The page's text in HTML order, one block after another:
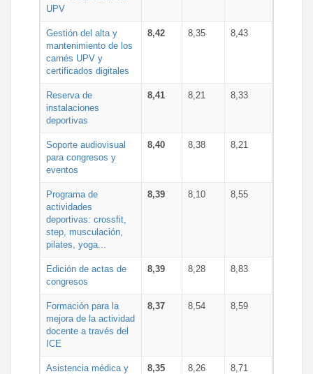
UPV
Gestión del alta y
mantenimiento de los
carnés UPV y
certificados digitales
8,42 8,35 8,43
Reserva de
instalaciones
deportivas
8,41 8,21 8,33
Soporte audiovisual
para congresos y
eventos
8,40 8,38 8,21
Programa de
actividades
deportivas: crossfit,
step, musculación,
pilates, yoga...
8,39 8,10 8,55
Edición de actas de
congresos
8,39 8,28 8,83
Formación para la
mejora de la actividad
docente a través del
ICE
8,37 8,54 8,59
Asistencia médica y
8,35 8,26 8,71